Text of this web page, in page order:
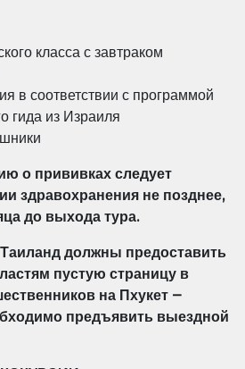
класса с завтраком
в соответствии с программой
гида из Израиля
о прививках следует
здравохранения не позднее,
до выхода тура.
должны предоставить
пустую страницу в
на Пхукет –
предъявить выездной